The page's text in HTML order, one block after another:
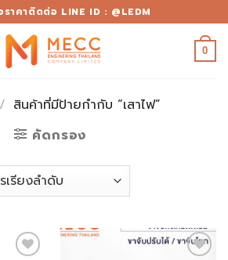
ราคาติดต่อ LINE ID : @LEDM
0
/ สินค้าที่มีป้ายกำกับ “เสาไฟ”
คัดกรอง